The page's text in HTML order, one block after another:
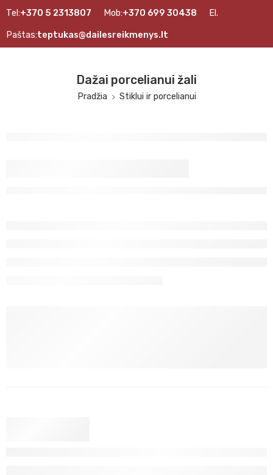
Tel:+370 5 2313807 Mob:+370 699 30438 El.
Paštas:teptukas@dailesreikmenys.lt
Dažai porcelianui žali
Pradžia Stiklui ir porcelianui